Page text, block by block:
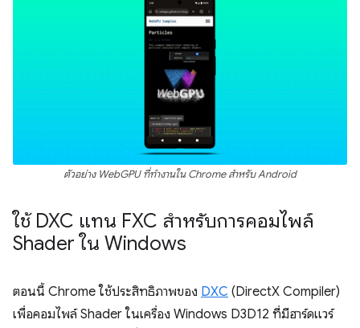
ตัวอย่าง WebGPU ที่ทำงานใน Chrome สำหรับ Android
ใช้ DXC แทน FXC สำหรับการคอมไพล์
Shader ใน Windows
ตอนนี้ Chrome ใช้ประสิทธิภาพของ DXC (DirectX Compiler)
เพื่อคอมไพล์ Shader ในเครื่อง Windows D3D12 ที่มีฮาร์ดแวร์